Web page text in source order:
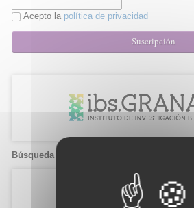
Acepto la política de privacidad
Suscripción
Búsqueda de candidatos